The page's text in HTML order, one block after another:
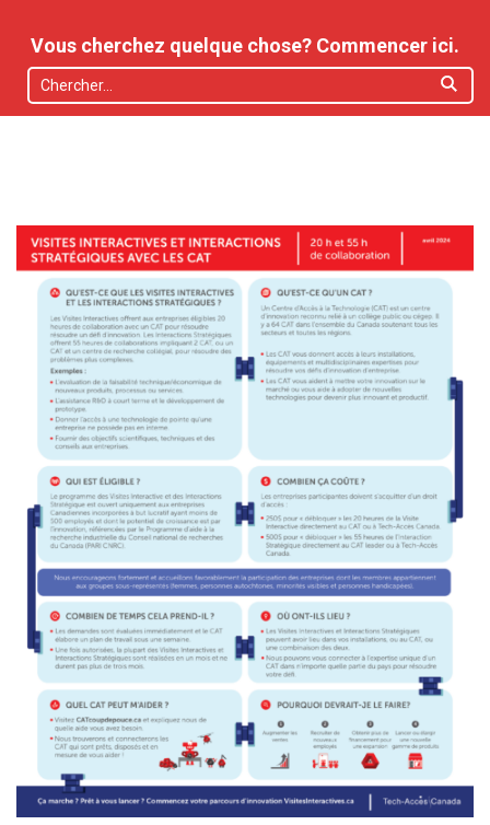
Vous cherchez quelque chose? Commencer ici.